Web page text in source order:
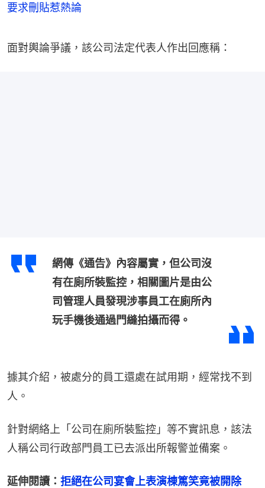
要求刪貼惹熱論
面對輿論爭議，該公司法定代表人作出回應稱：
網傳《通告》內容屬實，但公司沒
有在廁所裝監控，相關圖片是由公
司管理人員發現涉事員工在廁所內
玩手機後通過門縫拍攝而得。
據其介紹，被處分的員工還處在試用期，經常找不到
人。
針對網絡上「公司在廁所裝監控」等不實訊息，該法
人稱公司行政部門員工已去派出所報警並備案。
延伸閱讀： 拒絕在公司宴會上表演棟篤笑竟被開除